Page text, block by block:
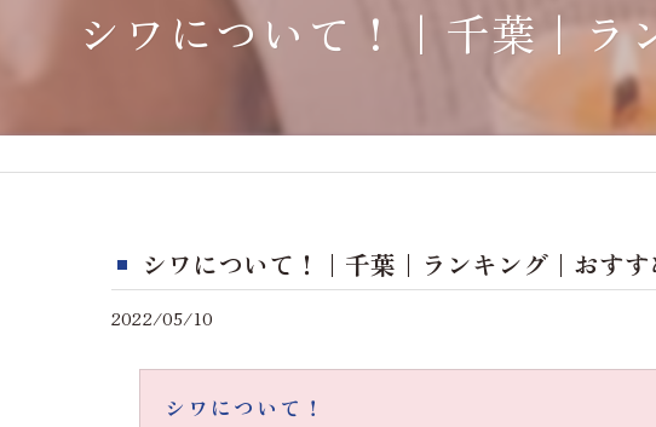
皮下
ク
シワについて！｜千葉｜ラ
シワについて！｜千葉｜ランキング｜おす
2022/05/10
シワについて！